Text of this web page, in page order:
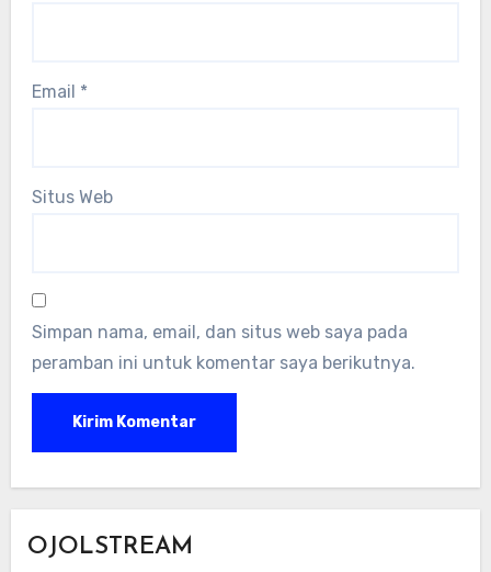
Email *
Situs Web
Simpan nama, email, dan situs web saya pada
peramban ini untuk komentar saya berikutnya.
OJOLSTREAM